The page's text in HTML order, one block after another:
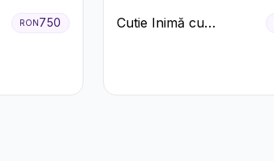
RON750
Cutie Inimă cu